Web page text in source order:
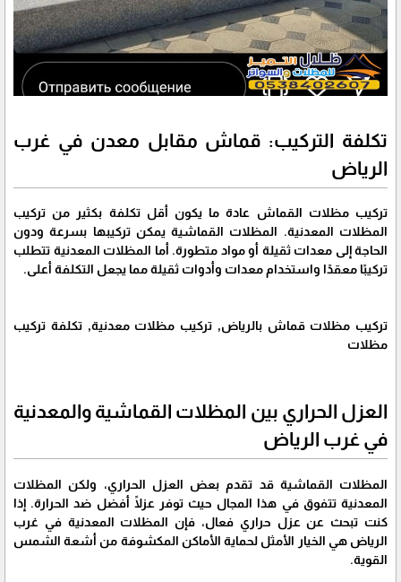
تكلفة التركيب: قماش مقابل معدن في غرب
الرياض
تركيب مظلات القماش عادة ما يكون أقل تكلفة بكثير من تركيب
المظلات المعدنية. المظلات القماشية يمكن تركيبها بسرعة ودون
الحاجة إلى معدات ثقيلة أو مواد متطورة. أما المظلات المعدنية تتطلب
تركيبًا معقدًا واستخدام معدات وأدوات ثقيلة مما يجعل التكلفة أعلى.
تركيب مظلات قماش بالرياض, تركيب مظلات معدنية, تكلفة تركيب
مظلات
العزل الحراري بين المظلات القماشية والمعدنية
في غرب الرياض
المظلات القماشية قد تقدم بعض العزل الحراري، ولكن المظلات
المعدنية تتفوق في هذا المجال حيث توفر عزلًا أفضل ضد الحرارة. إذا
كنت تبحث عن عزل حراري فعال، فإن المظلات المعدنية في غرب
الرياض هي الخيار الأمثل لحماية الأماكن المكشوفة من أشعة الشمس
القوية.